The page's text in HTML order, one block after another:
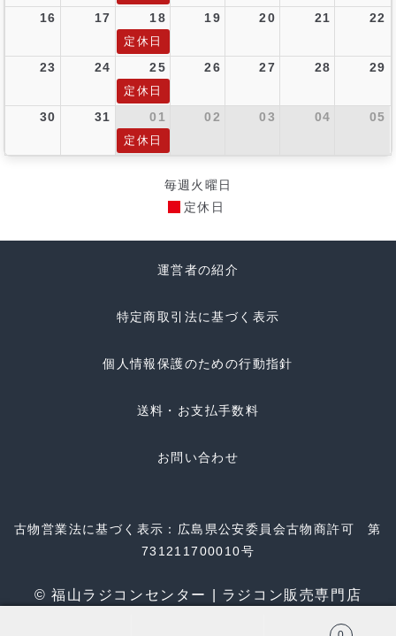
16 17 18 19 20 21 22
定休日
23 24 25 26 27 28 29
定休日
30 31 01 02 03 04 05
定休日
毎週火曜日
定休日
運営者の紹介
特定商取引法に基づく表示
個人情報保護のための行動指針
送料・お支払手数料
お問い合わせ
古物営業法に基づく表示：広島県公安委員会古物商許可 第
731211700010号
© 福山ラジコンセンター | ラジコン販売専門店